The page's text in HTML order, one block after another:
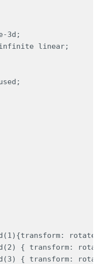
3d;
infinite linear;
{ transform:
{ transform: